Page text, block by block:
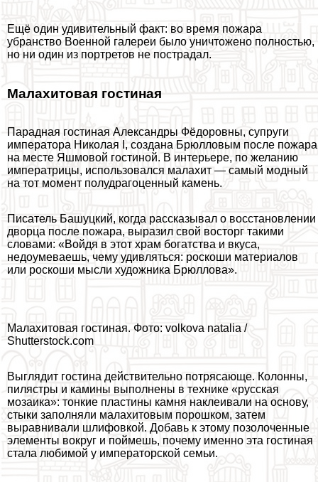
Ещё один удивительный факт: во время пожара
убранство Военной галереи было уничтожено полностью,
но ни один из портретов не пострадал.
Малахитовая гостиная
Парадная гостиная Александры Фёдоровны, супруги
императора Николая I, создана Брюлловым после пожара
на месте Яшмовой гостиной. В интерьере, по желанию
императрицы, использовался малахит — самый модный
на тот момент полудрагоценный камень.
Писатель Башуцкий, когда рассказывал о восстановлении
дворца после пожара, выразил свой восторг такими
словами: «Войдя в этот храм богатства и вкуса,
недоумеваешь, чему удивляться: роскоши материалов
или роскоши мысли художника Брюллова».
Малахитовая гостиная. Фото: volkova natalia /
Shutterstock.com
Выглядит гостина действительно потрясающе. Колонны,
пилястры и камины выполнены в технике «русская
мозаика»: тонкие пластины камня наклеивали на основу,
стыки заполняли малахитовым порошком, затем
выравнивали шлифовкой. Добавь к этому позолоченные
элементы вокруг и поймешь, почему именно эта гостиная
стала любимой у императорской семьи.